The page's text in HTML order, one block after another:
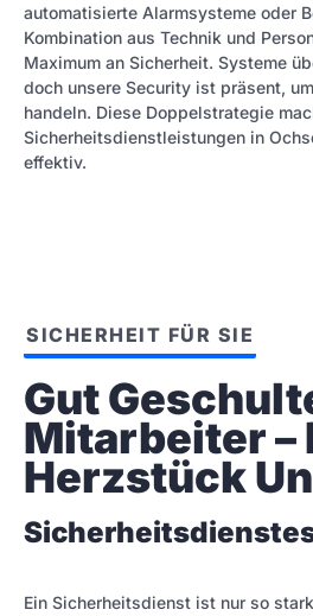
automatisierte Alarmsysteme oder
Kombination aus Technik und
Maximum an Sicherheit. Systeme
doch unsere Security ist präsent,
handeln. Diese Doppelstrategie
Sicherheitsdienstleistungen in
effektiv.
SICHERHEIT FÜR SIE
Gut
Mitarbeiter –
Herzstück
Ein Sicherheitsdienst ist nur so